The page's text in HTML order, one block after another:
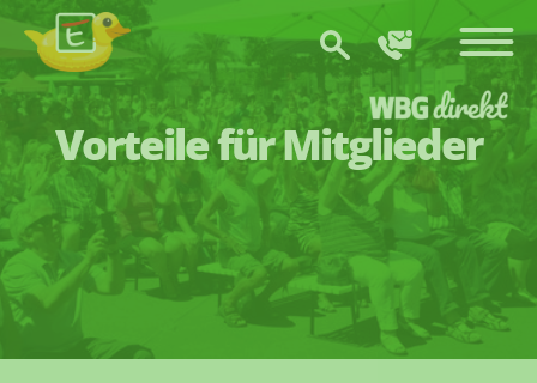
Zum Hauptinhalt springen
Vorteile für Mitglieder